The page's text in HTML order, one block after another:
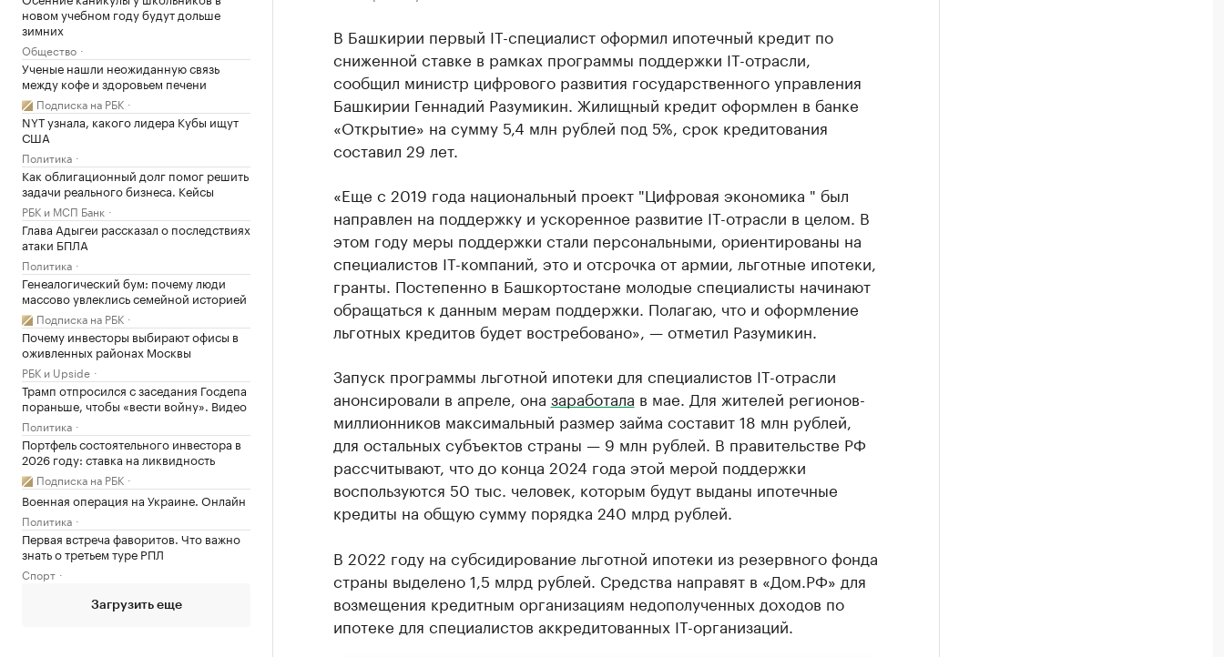
новом учебном году будут дольше
зимних
Общество
Ученые нашли неожиданную связь
между кофе и здоровьем печени
Подписка на РБК
NYT узнала, какого лидера Кубы ищут
США
Политика
Как облигационный долг помог решить
задачи реального бизнеса. Кейсы
РБК и МСП Банк
Глава Адыгеи рассказал о последствиях
атаки БПЛА
Политика
Генеалогический бум: почему люди
массово увлеклись семейной историей
Подписка на РБК
Почему инвесторы выбирают офисы в
оживленных районах Москвы
РБК и Upside
Трамп отпросился с заседания Госдепа
пораньше, чтобы «вести войну». Видео
Политика
Портфель состоятельного инвестора в
2026 году: ставка на ликвидность
Подписка на РБК
Военная операция на Украине. Онлайн
Политика
Первая встреча фаворитов. Что важно
знать о третьем туре РПЛ
Спорт
Загрузить еще
В Башкирии первый IT-специалист оформил ипотечный кредит по
сниженной ставке в рамках программы поддержки IT-отрасли,
сообщил министр цифрового развития государственного управления
Башкирии Геннадий Разумикин. Жилищный кредит оформлен в банке
«Открытие» на сумму 5,4 млн рублей под 5%, срок кредитования
составил 29 лет.
«Еще с 2019 года национальный проект "Цифровая экономика " был
направлен на поддержку и ускоренное развитие IT-отрасли в целом. В
этом году меры поддержки стали персональными, ориентированы на
специалистов IT-компаний, это и отсрочка от армии, льготные ипотеки,
гранты. Постепенно в Башкортостане молодые специалисты начинают
обращаться к данным мерам поддержки. Полагаю, что и оформление
льготных кредитов будет востребовано», — отметил Разумикин.
Запуск программы льготной ипотеки для специалистов IT-отрасли
анонсировали в апреле, она заработала в мае. Для жителей регионов-
миллионников максимальный размер займа составит 18 млн рублей,
для остальных субъектов страны — 9 млн рублей. В правительстве РФ
рассчитывают, что до конца 2024 года этой мерой поддержки
воспользуются 50 тыс. человек, которым будут выданы ипотечные
кредиты на общую сумму порядка 240 млрд рублей.
В 2022 году на субсидирование льготной ипотеки из резервного фонда
страны выделено 1,5 млрд рублей. Средства направят в «Дом.РФ» для
возмещения кредитным организациям недополученных доходов по
ипотеке для специалистов аккредитованных IТ-организаций.